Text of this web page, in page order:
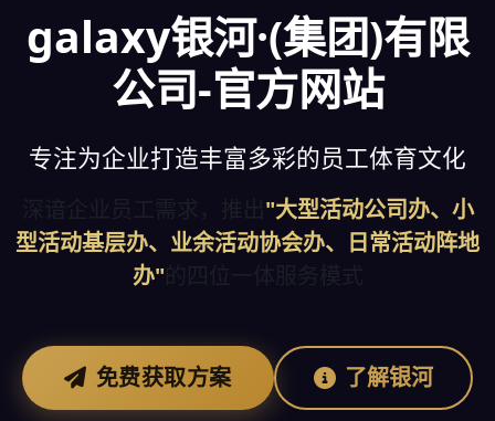
galaxy银河·(集团)有限
公司-官方网站
专注为企业打造丰富多彩的员工体育文化
"大型活动公司办、小
型活动基层办、业余活动协会办、日常活动阵地
办"
免费获取方案 了解银河